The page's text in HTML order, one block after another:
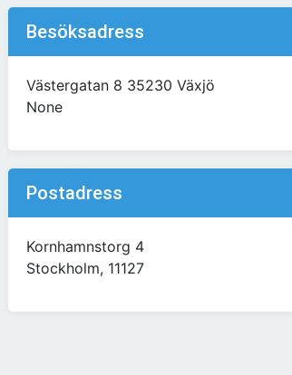
Besöksadress
Västergatan 8 35230 Växjö
None
Postadress
Kornhamnstorg 4
Stockholm, 11127